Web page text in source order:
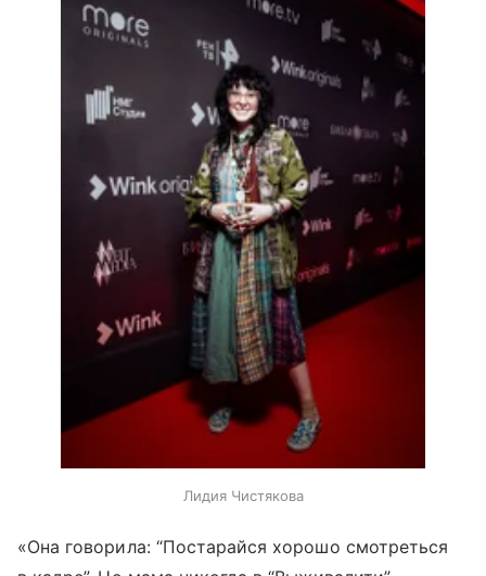
Лидия Чистякова
«Она говорила: “Постарайся хорошо смотреться